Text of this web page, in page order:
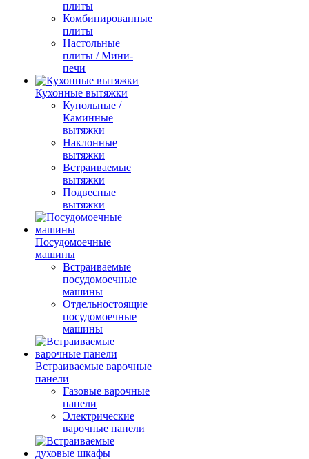
плиты
Комбинированные
плиты
Настольные
плиты / Мини-
печи
Кухонные вытяжки
Купольные /
Каминные
вытяжки
Наклонные
вытяжки
Встраиваемые
вытяжки
Подвесные
вытяжки
Посудомоечные
машины
Встраиваемые
посудомоечные
машины
Отдельностоящие
посудомоечные
машины
Встраиваемые варочные
панели
Газовые варочные
панели
Электрические
варочные панели